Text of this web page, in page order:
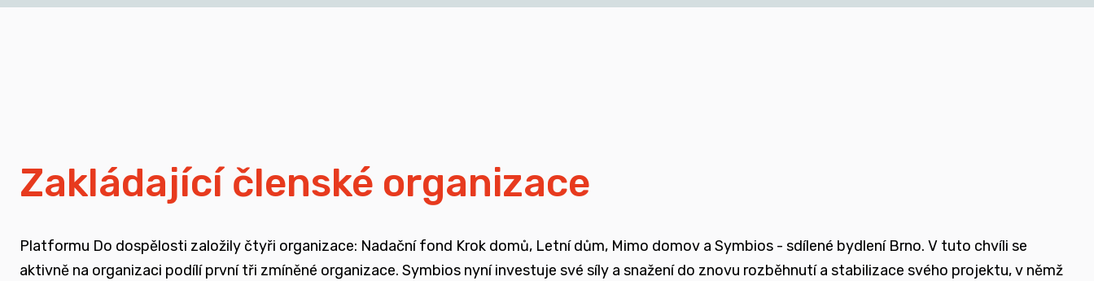
rozvíjet dialog a vést kontruktivní debaty spojené se změnou systému péče o ohrožené děti
podporovat vzdělání a osvětu nejen u svých členů, ale také u odborné veřejnosti
Zakládající členské organizace
Platformu Do dospělosti založily čtyři organizace: Nadační fond Krok domů, Letní dům, Mimo domov a Symbios - sdílené bydlení Brno. V tuto chvíli se
aktivně na organizaci podílí první tři zmíněné organizace. Symbios nyní investuje své síly a snažení do znovu rozběhnutí a stabilizace svého projektu, v němž